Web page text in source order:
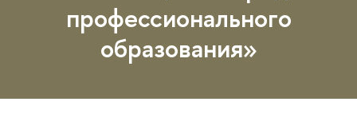
профессионального
образования»